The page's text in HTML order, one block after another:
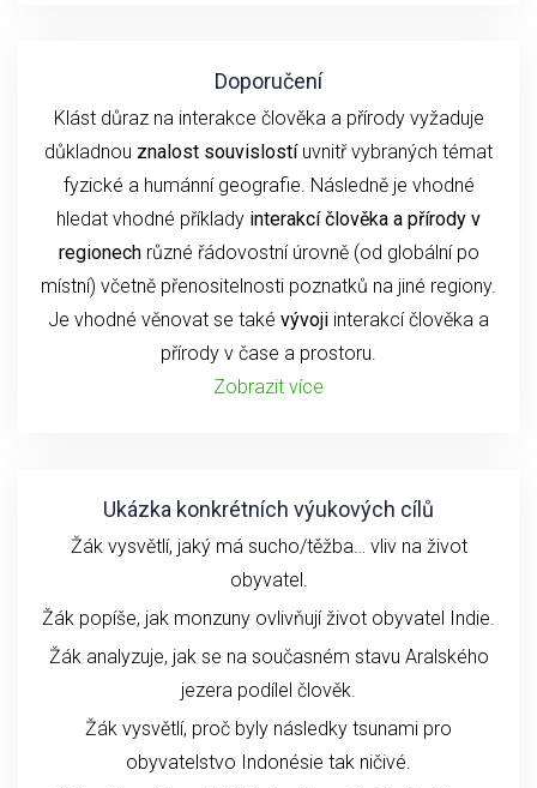
Doporučení
Klást důraz na interakce člověka a přírody vyžaduje
důkladnou znalost souvislostíuvnitř vybraných témat
fyzické a humánní geografie. Následně je vhodné
hledat vhodné příklady interakcí člověka a přírody v
regionechrůzné řádovostní úrovně (od globální po
místní) včetně přenositelnosti poznatků na jiné regiony.
Je vhodné věnovat se také vývoji interakcí člověka a
přírody v čase a prostoru.
Zobrazit více
Ukázka konkrétních výukových cílů
Žák vysvětlí, jaký má sucho/těžba… vliv na život
obyvatel.
Žák popíše, jak monzuny ovlivňují život obyvatel Indie.
Žák analyzuje, jak se na současném stavu Aralského
jezera podílel člověk.
Žák vysvětlí, proč byly následky tsunami pro
obyvatelstvo Indonésie tak ničivé.